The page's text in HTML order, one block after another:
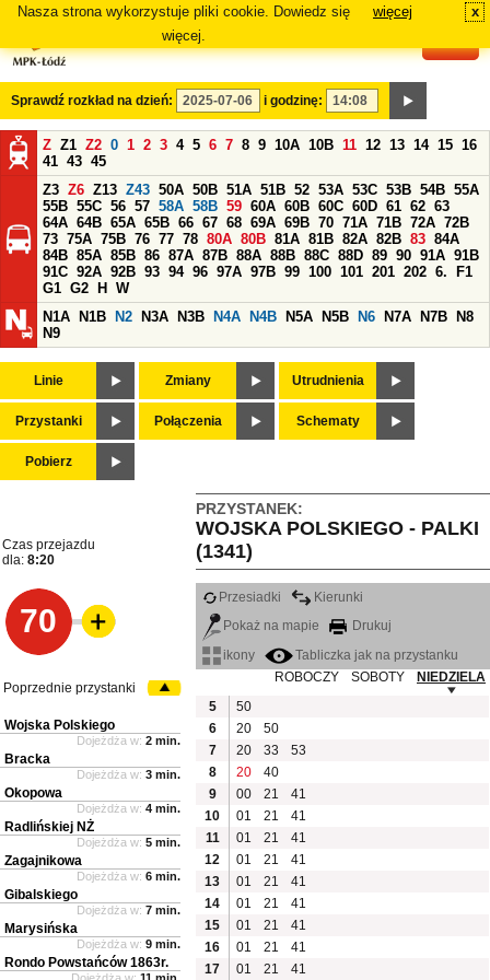
Nasza strona wykorzystuje pliki cookie. Dowiedz się
więcej.
więcej x
Sprawdź rozkład na dzień: i godzinę:
Z Z1 Z2 0 1 2 3 4 5 6 7 8 9 10A 10B 11 12 13 14 15 16
41 43 45
Z3 Z6 Z13 Z43 50A 50B 51A 51B 52 53A 53C 53B 54B 55A
55B 55C 56 57 58A 58B 59 60A 60B 60C 60D 61 62 63
64A 64B 65A 65B 66 67 68 69A 69B 70 71A 71B 72A 72B
73 75A 75B 76 77 78 80A 80B 81A 81B 82A 82B 83 84A
84B 85A 85B 86 87A 87B 88A 88B 88C 88D 89 90 91A 91B
91C 92A 92B 93 94 96 97A 97B 99 100 101 201 202 6.
F1
G1 G2 H
W
N1A
N1B N2 N3A N3B N4A N4B N5A N5B N6 N7A N7B
N8
N9
Linie Zmiany Utrudnienia
Przystanki Połączenia Schematy
Pobierz
PRZYSTANEK:
WOJSKA POLSKIEGO - PALKI
(1341)
Czas przejazdu
dla: 8:20
70
Przesiadki
Kierunki
Pokaż na mapie
Drukuj
ikony
Tabliczka jak na przystanku
ROBOCZY
SOBOTY
NIEDZIELA
5
50
6
20
50
7
20 33
53
8
20
40
9
00 21
41
10
01 21
41
11
01 21
41
12
01 21
41
13
01 21
41
14
01 21
41
15
01 21
41
16
01 21
41
17
01 21 41
Poprzednie przystanki
Wojska Polskiego
Dojeżdża w: 2 min.
Bracka
Dojeżdża w: 3 min.
Okopowa
Dojeżdża w: 4 min.
Radlińskiej NŻ
Dojeżdża w: 5 min.
Zagajnikowa
Dojeżdża w: 6 min.
Gibalskiego
Dojeżdża w: 7 min.
Marysińska
Dojeżdża w: 9 min.
Rondo Powstańców 1863r.